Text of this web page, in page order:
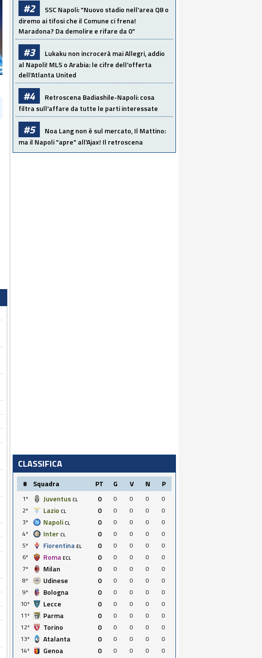
#2
SSC Napoli: "Nuovo stadio nell'area Q8 o
diremo ai tifosi che il Comune ci frena!
Maradona? Da demolire e rifare da 0"
#3
Lukaku non incrocerà mai Allegri, addio
al Napoli! MLS o Arabia: le cifre dell'offerta
dell'Atlanta United
#4
Retroscena Badiashile-Napoli: cosa
filtra sull'affare da tutte le parti interessate
#5
Noa Lang non è sul mercato, Il Mattino:
ma il Napoli "apre" all'Ajax! Il retroscena
CLASSIFICA
# Squadra PT G V N P
1º Juventus CL 0 0 0 0
0
2º
Lazio CL 0 0 0 0
0
3º
Napoli CL 0 0 0 0
0
4º
Inter CL 0 0 0 0
0
5º
Fiorentina EL 0 0 0 0
0
6º
Roma ECL 0 0 0 0
0
7º
Milan 0 0 0 0
0
8º
Udinese 0 0 0 0
0
9º
Bologna 0 0 0 0
0
10º
Lecce 0 0 0 0
0
11º
Parma 0 0 0 0
0
12º
Torino 0 0 0 0
0
13º
Atalanta 0 0 0 0
0
14º
Genoa 0 0 0 0
0